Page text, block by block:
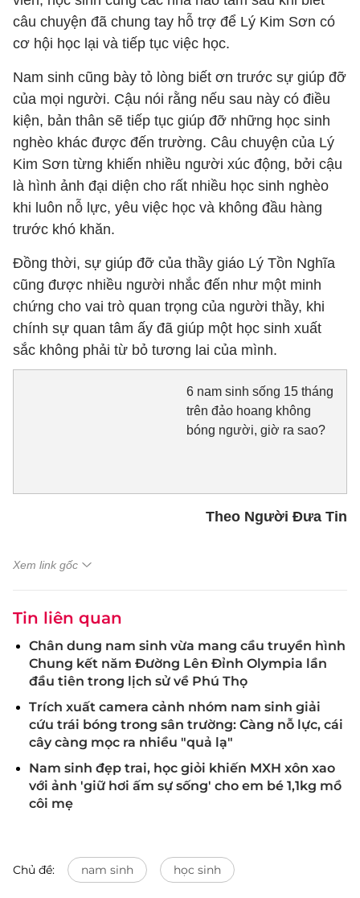
câu chuyện đã chung tay hỗ trợ để Lý Kim Sơn có
cơ hội học lại và tiếp tục việc học.
Nam sinh cũng bày tỏ lòng biết ơn trước sự giúp đỡ
của mọi người. Cậu nói rằng nếu sau này có điều
kiện, bản thân sẽ tiếp tục giúp đỡ những học sinh
nghèo khác được đến trường. Câu chuyện của Lý
Kim Sơn từng khiến nhiều người xúc động, bởi cậu
là hình ảnh đại diện cho rất nhiều học sinh nghèo
khi luôn nỗ lực, yêu việc học và không đầu hàng
trước khó khăn.
Đồng thời, sự giúp đỡ của thầy giáo Lý Tồn Nghĩa
cũng được nhiều người nhắc đến như một minh
chứng cho vai trò quan trọng của người thầy, khi
chính sự quan tâm ấy đã giúp một học sinh xuất
sắc không phải từ bỏ tương lai của mình.
6 nam sinh sống 15 tháng
trên đảo hoang không
bóng người, giờ ra sao?
Theo Người Đưa Tin
Xem link gốc
Tin liên quan
Chân dung nam sinh vừa mang cầu truyền hình
Chung kết năm Đường Lên Đỉnh Olympia lần
đầu tiên trong lịch sử về Phú Thọ
Trích xuất camera cảnh nhóm nam sinh giải
cứu trái bóng trong sân trường: Càng nỗ lực, cái
cây càng mọc ra nhiều "quả lạ"
Nam sinh đẹp trai, học giỏi khiến MXH xôn xao
với ảnh 'giữ hơi ấm sự sống' cho em bé 1,1kg mồ
côi mẹ
Chủ đề: nam sinh học sinh